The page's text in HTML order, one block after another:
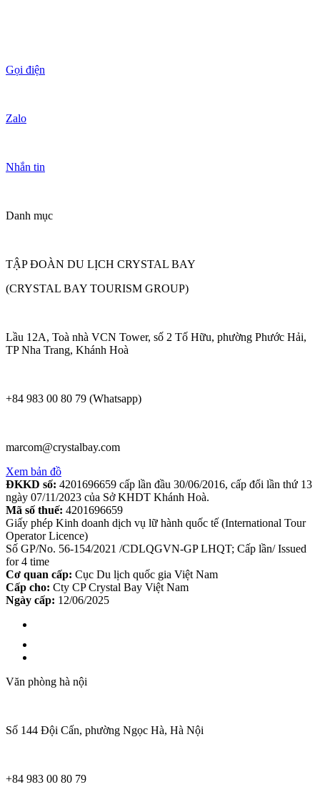
Gọi điện
Zalo
Nhắn tin
Danh mục
TẬP ĐOÀN DU LỊCH CRYSTAL BAY
(CRYSTAL BAY TOURISM GROUP)
Lầu 12A, Toà nhà VCN Tower, số 2 Tố Hữu, phường Phước Hải,
TP Nha Trang, Khánh Hoà
+84 983 00 80 79 (Whatsapp)
marcom@crystalbay.com
Xem bản đồ
ĐKKD số: 4201696659 cấp lần đầu 30/06/2016, cấp đổi lần thứ 13
ngày 07/11/2023 của Sở KHDT Khánh Hoà.
Mã số thuế: 4201696659
Giấy phép Kinh doanh dịch vụ lữ hành quốc tế (International Tour
Operator Licence)
Số GP/No. 56-154/2021 /CDLQGVN-GP LHQT; Cấp lần/ Issued
for 4 time
Cơ quan cấp: Cục Du lịch quốc gia Việt Nam
Cấp cho: Cty CP Crystal Bay Việt Nam
Ngày cấp: 12/06/2025
Văn phòng hà nội
Số 144 Đội Cấn, phường Ngọc Hà, Hà Nội
+84 983 00 80 79